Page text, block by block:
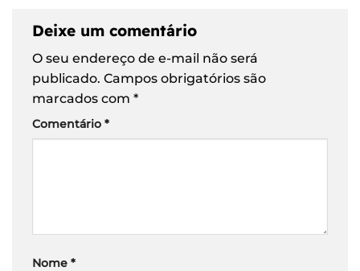
Deixe um comentário
O seu endereço de e-mail não será
publicado. Campos obrigatórios são
marcados com *
Comentário *
Nome *